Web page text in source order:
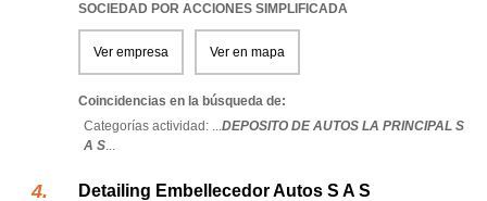
SOCIEDAD POR ACCIONES SIMPLIFICADA
Ver empresa Ver en mapa
Coincidencias en la búsqueda de:
Categorías actividad: ...DEPOSITO DE AUTOS LA PRINCIPAL S
A S...
Detailing Embellecedor Autos S A S